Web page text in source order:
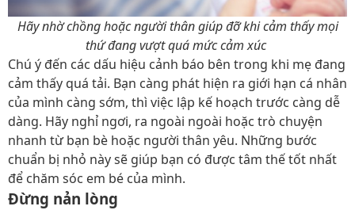
Hãy nhờ chồng hoặc người thân giúp đỡ khi cảm thấy mọi
thứ đang vượt quá mức cảm xúc
Chú ý đến các dấu hiệu cảnh báo bên trong khi mẹ đang
cảm thấy quá tải. Bạn càng phát hiện ra giới hạn cá nhân
của mình càng sớm, thì việc lập kế hoạch trước càng dễ
dàng. Hãy nghỉ ngơi, ra ngoài ngoài hoặc trò chuyện
nhanh từ bạn bè hoặc người thân yêu. Những bước
chuẩn bị nhỏ này sẽ giúp bạn có được tâm thế tốt nhất
để chăm sóc em bé của mình.
Đừng nản lòng